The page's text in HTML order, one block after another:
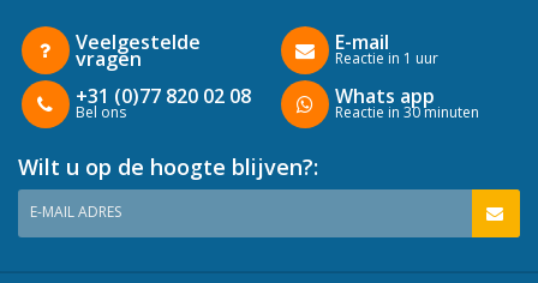
Veelgestelde
vragen
+31 (0)77 820 02 08
Bel ons
E-mail
Reactie in 1 uur
Whats app
Reactie in 30 minuten
Wilt u op de hoogte blijven?:
E-MAIL ADRES